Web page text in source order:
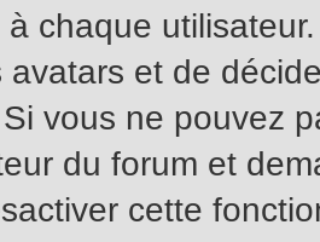
chaque
avatars et de
vous ne pouvez
du forum et
cette